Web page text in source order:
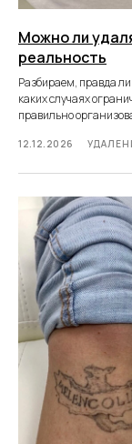
Можно ли
реальность
Разбираем, правда
каких случаях
правильно
12.12.2026